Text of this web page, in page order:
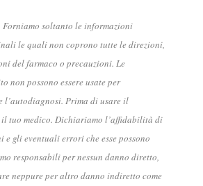
Forniamo soltanto le informazioni
le quali non coprono tutte le direzioni,
del farmaco o precauzioni. Le
non possono essere usate per
l’autodiagnosi. Prima di usare il
tuo medico. Dichiariamo l’affidabilità di
e gli eventuali errori che esse possono
responsabili per nessun danno diretto,
neppure per altro danno indiretto come